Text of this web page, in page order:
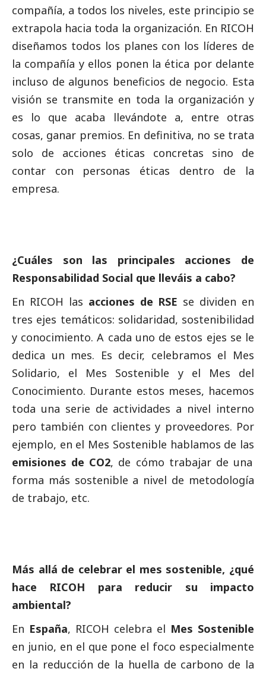
compañía, a todos los niveles, este principio se
extrapola hacia toda la organización. En RICOH
diseñamos todos los planes con los líderes de
la compañía y ellos ponen la ética por delante
incluso de algunos beneficios de negocio. Esta
visión se transmite en toda la organización y
es lo que acaba llevándote a, entre otras
cosas, ganar premios. En definitiva, no se trata
solo de acciones éticas concretas sino de
contar con personas éticas dentro de la
empresa.
¿Cuáles son las principales acciones de
Responsabilidad Social que lleváis a cabo?
En RICOH las acciones de RSE se dividen en
tres ejes temáticos: solidaridad, sostenibilidad
y conocimiento. A cada uno de estos ejes se le
dedica un mes. Es decir, celebramos el Mes
Solidario, el Mes Sostenible y el Mes del
Conocimiento. Durante estos meses, hacemos
toda una serie de actividades a nivel interno
pero también con clientes y proveedores. Por
ejemplo, en el Mes Sostenible hablamos de las
emisiones de CO2, de cómo trabajar de una
forma más sostenible a nivel de metodología
de trabajo, etc.
Más allá de celebrar el mes sostenible, ¿qué
hace RICOH para reducir su impacto
ambiental?
En España, RICOH celebra el Mes Sostenible
en junio, en el que pone el foco especialmente
en la reducción de la huella de carbono de la